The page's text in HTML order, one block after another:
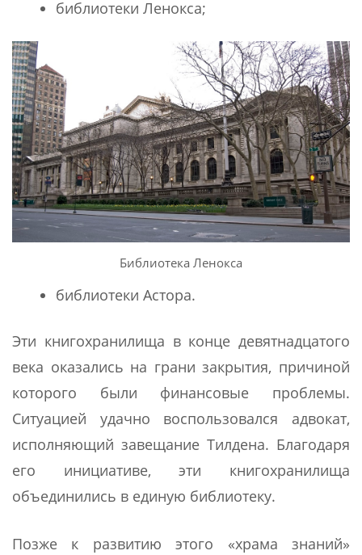
библиотеки Ленокса;
Библиотека Ленокса
библиотеки Астора.
Эти книгохранилища в конце девятнадцатого
века оказались на грани закрытия, причиной
которого были финансовые проблемы.
Ситуацией удачно воспользовался адвокат,
исполняющий завещание Тилдена. Благодаря
его инициативе, эти книгохранилища
объединились в единую библиотеку.
Позже к развитию этого «храма знаний»